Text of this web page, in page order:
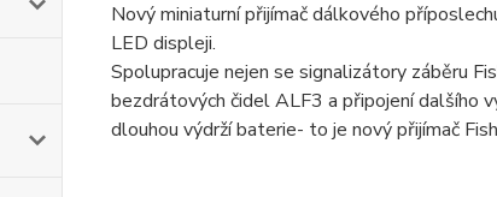
Nový miniaturní přijímač dálkového
LED displeji.
Spolupracuje nejen se signalizátory záběru
bezdrátových čidel ALF3 a připojení dalšího
dlouhou výdrží baterie- to je nový přijímač